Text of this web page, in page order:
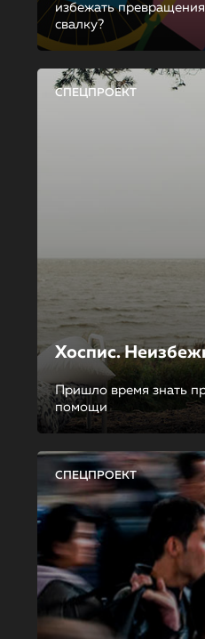
избежать
свалку?
СПЕЦПРОЕКТ
Хоспис.
Пришло время знать
помощи
СПЕЦПРОЕКТ